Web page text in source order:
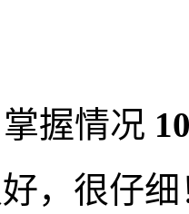
掌握情况
，很仔细